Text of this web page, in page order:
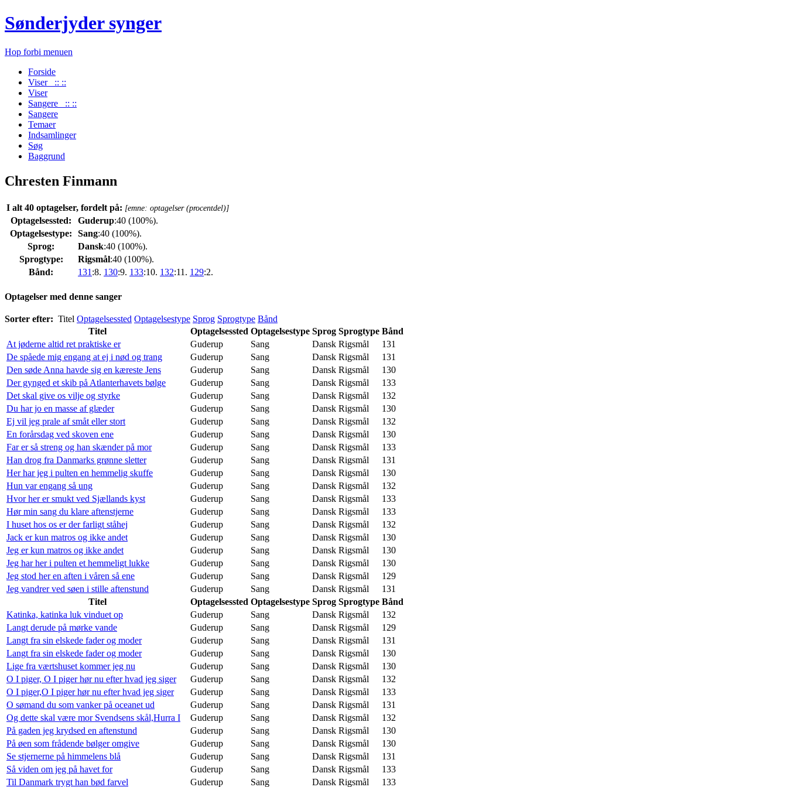
Sønderjyder synger
Hop forbi menuen
Forside
Viser :: ::
Viser
Sangere :: ::
Sangere
Temaer
Indsamlinger
Søg
Baggrund
Chresten Finmann
I alt 40 optagelser, fordelt på: [emne: optagelser (procentdel)]
Optagelsessted: Guderup:40 (100%).
Optagelsestype:
Sang:40 (100%).
Sprog:
Dansk:40 (100%).
Sprogtype:
Rigsmål:40 (100%).
Bånd:
131 :8. 130:9. 133:10. 132:11. 129:2.
Optagelser med denne sanger
Sorter efter: Titel Optagelsessted Optagelsestype Sprog Sprogtype Bånd
Titel
Optagelsessted Optagelsestype Sprog Sprogtype Bånd
At jøderne altid ret praktiske er
Guderup Sang Dansk Rigsmål
131
De spåede mig engang at ej i nød og trang
Guderup Sang Dansk Rigsmål
131
Den søde Anna havde sig en kæreste Jens
Guderup Sang Dansk Rigsmål
130
Der gynged et skib på Atlanterhavets bølge
Guderup Sang Dansk Rigsmål
133
Det skal give os vilje og styrke
Guderup Sang Dansk Rigsmål
132
Du har jo en masse af glæder
Guderup Sang Dansk Rigsmål
130
Ej vil jeg prale af småt eller stort
Guderup Sang Dansk Rigsmål
132
En forårsdag ved skoven ene
Guderup Sang Dansk Rigsmål
130
Far er så streng og han skænder på mor
Guderup Sang Dansk Rigsmål
133
Han drog fra Danmarks grønne sletter
Guderup Sang Dansk Rigsmål
131
Her har jeg i pulten en hemmelig skuffe
Guderup Sang Dansk Rigsmål
130
Hun var engang så ung
Guderup Sang Dansk Rigsmål
132
Hvor her er smukt ved Sjællands kyst
Guderup Sang Dansk Rigsmål
133
Hør min sang du klare aftenstjerne
Guderup Sang Dansk Rigsmål
133
I huset hos os er der farligt ståhej
Guderup Sang Dansk Rigsmål
132
Jack er kun matros og ikke andet
Guderup Sang Dansk Rigsmål
130
Jeg er kun matros og ikke andet
Guderup Sang Dansk Rigsmål
130
Jeg har her i pulten et hemmeligt lukke
Guderup Sang Dansk Rigsmål
130
Jeg stod her en aften i våren så ene
Guderup Sang Dansk Rigsmål
129
Jeg vandrer ved søen i stille aftenstund
Guderup Sang Dansk Rigsmål
131
Titel
Optagelsessted Optagelsestype Sprog Sprogtype Bånd
Katinka, katinka luk vinduet op
Guderup Sang Dansk Rigsmål
132
Langt derude på mørke vande
Guderup Sang Dansk Rigsmål
129
Langt fra sin elskede fader og moder
Guderup Sang Dansk Rigsmål
131
Langt fra sin elskede fader og moder
Guderup Sang Dansk Rigsmål
130
Lige fra værtshuset kommer jeg nu
Guderup Sang Dansk Rigsmål
130
O I piger, O I piger hør nu efter hvad jeg siger
Guderup Sang Dansk Rigsmål
132
O I piger,O I piger hør nu efter hvad jeg siger
Guderup Sang Dansk Rigsmål
133
O sømand du som vanker på oceanet ud
Guderup Sang Dansk Rigsmål
131
Og dette skal være mor Svendsens skål,Hurra I
Guderup Sang Dansk Rigsmål
132
På gaden jeg krydsed en aftenstund
Guderup Sang Dansk Rigsmål
130
På øen som frådende bølger omgive
Guderup Sang Dansk Rigsmål
130
Se stjernerne på himmelens blå
Guderup Sang Dansk Rigsmål
131
Så viden om jeg på havet for
Guderup Sang Dansk Rigsmål
133
Til Danmark trygt han bød farvel
Guderup Sang Dansk Rigsmål 133